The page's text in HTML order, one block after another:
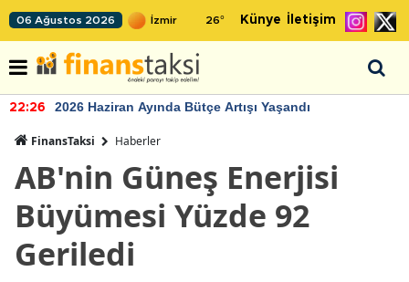
06 Ağustos 2026 26° Künye İletişim
22:26 2026 Haziran Ayında Bütçe Artışı Yaşandı
FinansTaksi Haberler
AB'nin Güneş Enerjisi
Büyümesi Yüzde 92
Geriledi